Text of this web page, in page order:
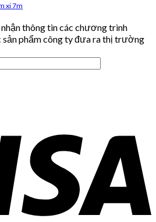
xi 7m
thông tin các chương trình
sản phẩm công ty đưa ra thị trường